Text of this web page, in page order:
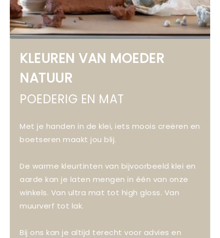
KLEUREN VAN MOEDER
NATUUR
POEDERIG EN MAT
Met je handen in de klei, iets moois creëren en
boetseren maakt jou blij.
De warme kleurtinten van bijvoorbeeld klei en
aarde kan je laten mengen in één van onze
winkels. Van ultra mat tot high gloss. Van
muurverf tot lak.
Bij ons kan je altijd terecht voor advies en